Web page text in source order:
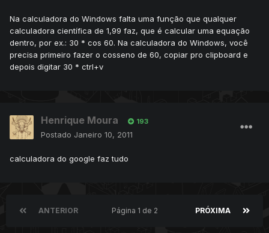
Na calculadora do Windows falta uma função que qualquer
calculadora científica de 1,99 faz, que é calcular uma equação
dentro, por ex.: 30 * cos 60. Na calculadora do Windows, você
precisa primeiro fazer o cosseno de 60, copiar pro clipboard e
depois digitar 30 * ctrl+v
Henrique Moura 193
Postado Janeiro 10, 2011
calculadora do google faz tudo
ANTERIOR PRÓXIMA
Página 1 de 2